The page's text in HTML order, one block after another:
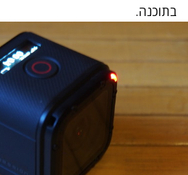
בתוכנה.